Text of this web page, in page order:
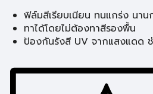
ฟิล์มสีเรียบเนียน ทนแกร่ง นาน
ทาได้โดยไม่ต้องทาสีรองพื้น
ป้องกันรังสี UV จากแสงแดด